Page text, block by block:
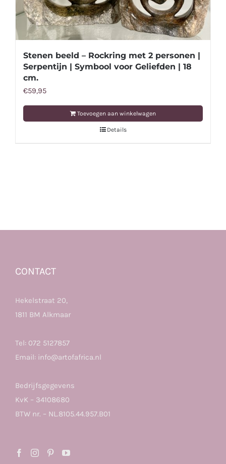
Stenen beeld – Rockring met 2 personen |
Serpentijn | Symbool voor Geliefden | 18
cm.
€59,95
Toevoegen aan winkelwagen
Details
CONTACT
Hekelstraat 20,
1811 BM Alkmaar
Tel: 072 5127857
Email: info@artofafrica.nl
Bedrijfsgegevens
KvK – 34108680
BTW nr. – NL.8105.44.957.B01